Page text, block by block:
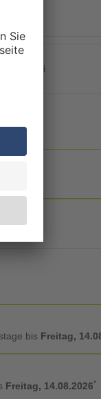
bis Freitag,
Freitag, 14.08.2026*